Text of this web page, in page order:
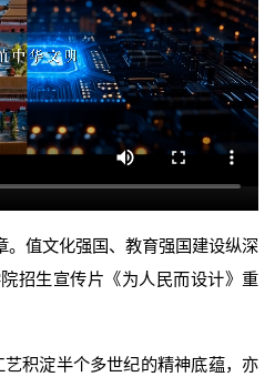
。值文化强国、教育强国建设纵深
招生宣传片《为人民而设计》重
艺积淀半个多世纪的精神底蕴，亦